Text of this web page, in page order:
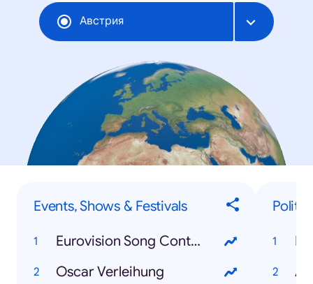
Австрия
Events, Shows & Festivals
Eurovision Song Contest
Oscar Verleihung
Polit-